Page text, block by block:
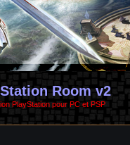
Room v2
PlayStation pour PC et PSP